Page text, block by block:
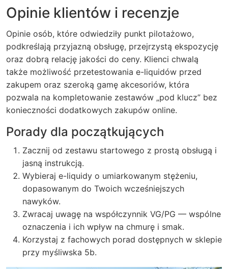
Opinie klientów i recenzje
Opinie osób, które odwiedziły punkt pilotażowo,
podkreślają przyjazną obsługę, przejrzystą ekspozycję
oraz dobrą relację jakości do ceny. Klienci chwalą
także możliwość przetestowania e-liquidów przed
zakupem oraz szeroką gamę akcesoriów, która
pozwala na kompletowanie zestawów „pod klucz” bez
konieczności dodatkowych zakupów online.
Porady dla początkujących
Zacznij od zestawu startowego z prostą obsługą i
jasną instrukcją.
Wybieraj e-liquidy o umiarkowanym stężeniu,
dopasowanym do Twoich wcześniejszych
nawyków.
Zwracaj uwagę na współczynnik VG/PG — wspólne
oznaczenia i ich wpływ na chmurę i smak.
Korzystaj z fachowych porad dostępnych w sklepie
przy myśliwska 5b.